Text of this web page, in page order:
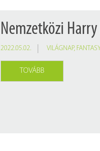
Nemzetközi
2022.05.02. VILÁGNAP,
TOVÁBB